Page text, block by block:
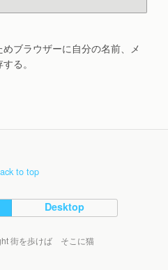
ブラウザーに自分の名前、メ
る。
to top
Desktop
街を歩けば そこに猫